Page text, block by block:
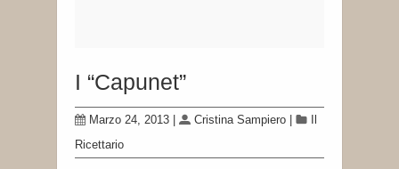
I “Capunet”
Marzo 24, 2013 Cristina Sampiero
Ricettario